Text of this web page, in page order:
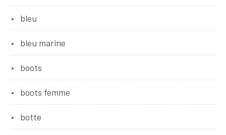
bleu
bleu marine
boots
boots femme
botte